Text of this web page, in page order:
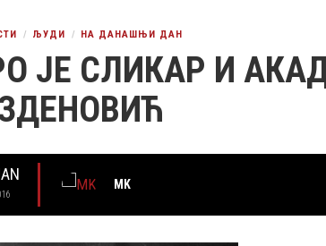
ЉУДИ НА ДАНАШЊИ ДАН
ЈЕ СЛИКАР И
MK